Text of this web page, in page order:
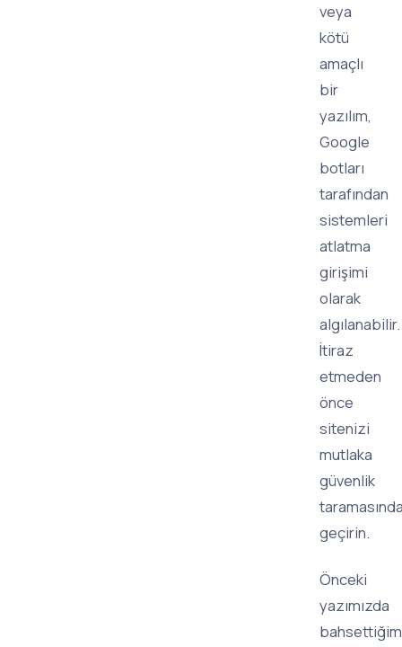
veya
kötü
amaçlı
bir
yazılım,
Google
botları
tarafından
sistemleri
atlatma
girişimi
olarak
algılanabilir.
İtiraz
etmeden
önce
sitenizi
mutlaka
güvenlik
geçirin.
Önceki
yazımızda